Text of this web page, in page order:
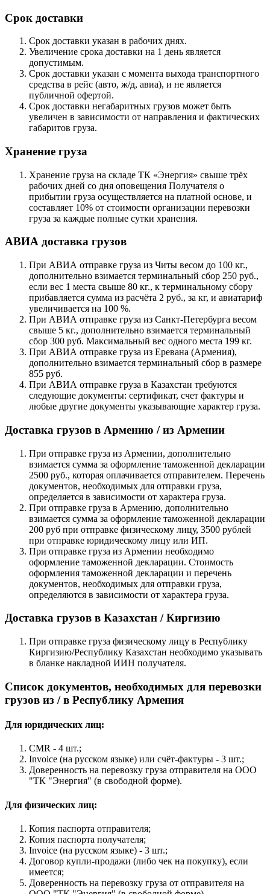
Срок доставки
Срок доставки указан в рабочих днях.
Увеличение срока доставки на 1 день является
допустимым.
Срок доставки указан с момента выхода транспортного
средства в рейс (авто, ж/д, авиа), и не является
публичной офертой.
Срок доставки негабаритных грузов может быть
увеличен в зависимости от направления и фактических
габаритов груза.
Хранение груза
Хранение груза на складе ТК «Энергия» свыше трёх
рабочих дней со дня оповещения Получателя о
прибытии груза осуществляется на платной основе, и
составляет 10% от стоимости организации перевозки
груза за каждые полные сутки хранения.
АВИА доставка грузов
При АВИА отправке груза из Читы весом до 100 кг.,
дополнительно взимается терминальный сбор 250 руб.,
если вес 1 места свыше 80 кг., к терминальному сбору
прибавляется сумма из расчёта 2 руб., за кг, и авиатариф
увеличивается на 100 %.
При АВИА отправке груза из Санкт-Петербурга весом
свыше 5 кг., дополнительно взимается терминальный
сбор 300 руб. Максимальный вес одного места 199 кг.
При АВИА отправке груза из Еревана (Армения),
дополнительно взимается терминальный сбор в размере
855 руб.
При АВИА отправке груза в Казахстан требуются
следующие документы: сертификат, счет фактуры и
любые другие документы указывающие характер груза.
Доставка грузов в Армению / из Армении
При отправке груза из Армении, дополнительно
взимается сумма за оформление таможенной декларации
2500 руб., которая оплачивается отправителем. Перечень
документов, необходимых для отправки груза,
определяется в зависимости от характера груза.
При отправке груза в Армению, дополнительно
взимается сумма за оформление таможенной декларации
200 руб при отправке физическому лицу, 3500 рублей
при отправке юридическому лицу или ИП.
При отправке груза из Армении необходимо
оформление таможенной декларации. Стоимость
оформления таможенной декларации и перечень
документов, необходимых для отправки груза,
определяются в зависимости от характера груза.
Доставка грузов в Казахстан / Киргизию
При отправке груза физическому лицу в Республику
Киргизию/Республику Казахстан необходимо указывать
в бланке накладной ИИН получателя.
Список документов, необходимых для перевозки
грузов из / в Республику Армения
Для юридических лиц:
CMR - 4 шт.;
Invoice (на русском языке) или счёт-фактуры - 3 шт.;
Доверенность на перевозку груза отправителя на ООО
"ТК "Энергия" (в свободной форме).
Для физических лиц:
Копия паспорта отправителя;
Копия паспорта получателя;
Invoice (на русском языке) - 3 шт.;
Договор купли-продажи (либо чек на покупку), если
имеется;
Доверенность на перевозку груза от отправителя на